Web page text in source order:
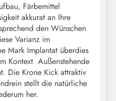
Färbemittel
akkurat an Ihre
den Wünschen
Varianz im
Mark Implantat überdies
Kontext Außenstehende
Die Krone Kick attraktiv
stellt die natürliche
her.